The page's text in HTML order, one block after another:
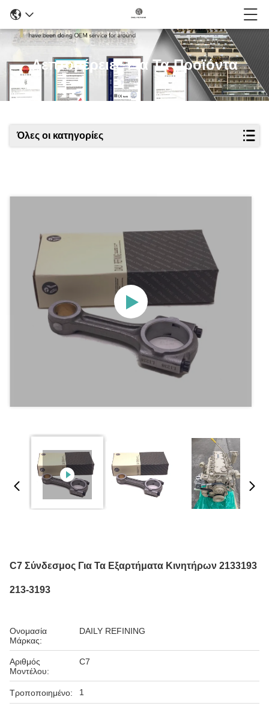
Λεπτομέρειες Για Τα Προϊόντα
Όλες οι κατηγορίες
C7 Σύνδεσμος Για Τα Εξαρτήματα Κινητήρων 2133193
213-3193
Ονομασία
Μάρκας:
DAILY REFINING
Αριθμός
Μοντέλου:
C7
Τροποποιημένο: 1